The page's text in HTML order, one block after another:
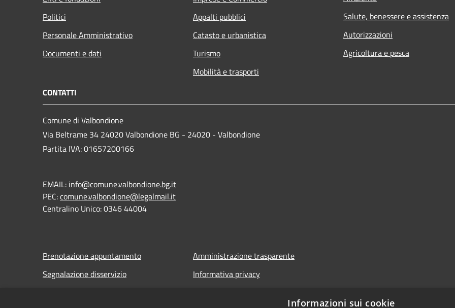
Politici
Personale Amministrativo
Documenti e dati
Appalti pubblici
Catasto e urbanistica
Turismo
Mobilità e trasporti
Salute, benessere e assistenza
Autorizzazioni
Agricoltura e pesca
CONTATTI
Comune di Valbondione
Via Beltrame 34 24020 Valbondione BG - 24020 - Valbondione
Partita IVA: 01657200166
EMAIL: info@comune.valbondione.bg.it
PEC:comune.valbondione@legalmail.it
Centralino Unico: 0346 44004
Prenotazione appuntamento
Segnalazione disservizio
Amministrazione trasparente
Informativa privacy
Informazioni sui cookie